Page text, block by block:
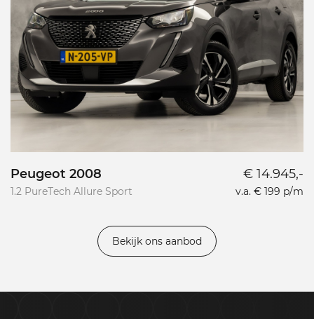
Peugeot 2008
1.2 PureTech Allure Sport
€ 14.945,-
v.a. € 199 p/m
Bekijk ons aanbod